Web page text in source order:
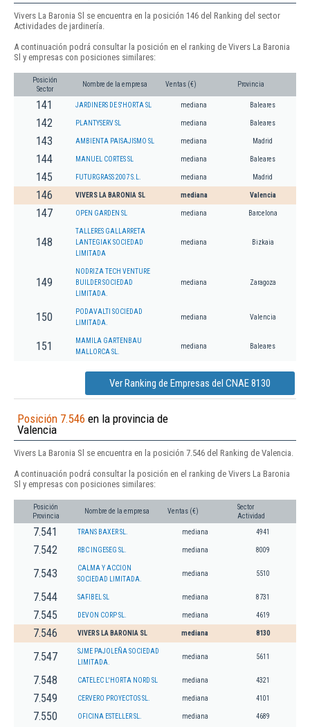
Vivers La Baronia Sl se encuentra en la posición 146 del Ranking del sector
Actividades de jardinería.
A continuación podrá consultar la posición en el ranking de Vivers La Baronia
Sl y empresas con posiciones similares:
Posición
Sector
Nombre de la empresa Ventas (€) Provincia
141 JARDINERS DE S'HORTA SL mediana Baleares
142 PLANTYSERV SL mediana Baleares
143 AMBIENTA PAISAJISMO SL mediana Madrid
144 MANUEL CORTES SL mediana Baleares
145 FUTURGRASS 2007 S.L. mediana Madrid
146 VIVERS LA BARONIA SL mediana Valencia
147 OPEN GARDEN SL mediana Barcelona
148
TALLERES GALLARRETA
LANTEGIAK SOCIEDAD
LIMITADA
mediana Bizkaia
149
NODRIZA TECH VENTURE
BUILDER SOCIEDAD
LIMITADA.
mediana Zaragoza
150
PODAVALTI SOCIEDAD
LIMITADA.
mediana Valencia
151
MAMILA GARTENBAU
MALLORCA SL.
mediana Baleares
Ver Ranking de Empresas del CNAE 8130
Posición 7.546 en la provincia de
Valencia
Vivers La Baronia Sl se encuentra en la posición 7.546 del Ranking de Valencia.
A continuación podrá consultar la posición en el ranking de Vivers La Baronia
Sl y empresas con posiciones similares:
Posición
Provincia
Nombre de la empresa Ventas (€)
Sector
Actividad
7.541 TRANS BAXER SL. mediana 4941
7.542 RBC INGESEG SL. mediana 8009
7.543
CALMA Y ACCION
SOCIEDAD LIMITADA.
mediana 5510
7.544 SAFIBEL SL mediana 8731
7.545 DEVON CORP SL. mediana 4619
7.546 VIVERS LA BARONIA SL mediana 8130
7.547
SJME PAJOLEÑA SOCIEDAD
LIMITADA.
mediana 5611
7.548 CATELEC L'HORTA NORD SL mediana 4321
7.549 CERVERO PROYECTOS SL. mediana 4101
7.550 OFICINA ESTELLER SL. mediana 4689